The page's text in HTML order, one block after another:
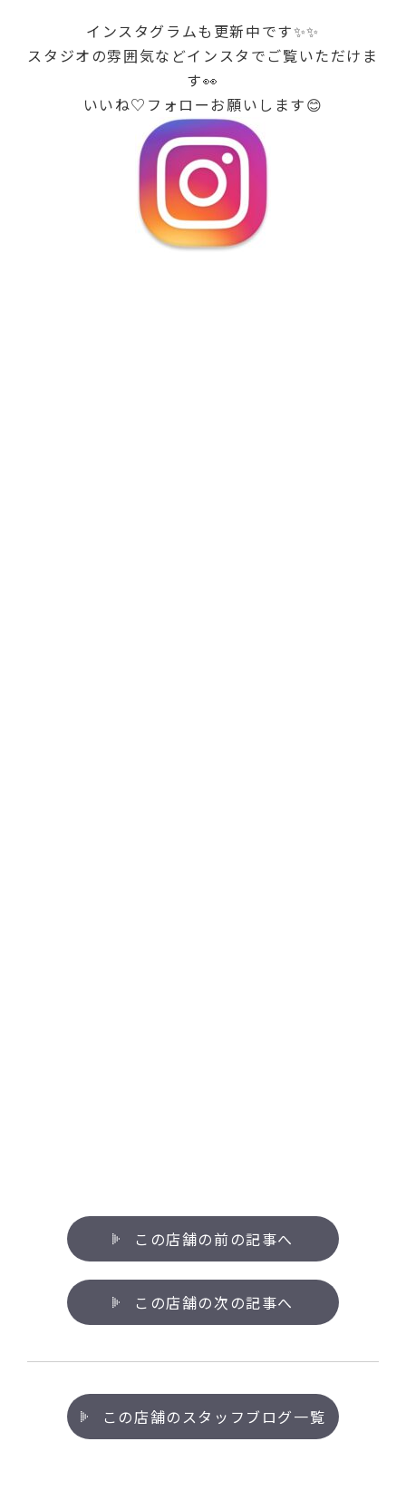
インスタグラムも更新中です✨✨
スタジオの雰囲気などインスタでご覧いただけま
す👀
いいね♡フォローお願いします😊
この店舗の前の記事へ
この店舗の次の記事へ
この店舗のスタッフブログ一覧